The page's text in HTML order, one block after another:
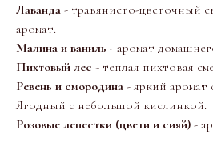
Лаванда - травянисто-цветочный
аромат.
Малина и ваниль - аромат
Пихтовый лес - теплая пихтовая
Ревень и смородина - яркий аромат
Ягодный с небольшой кислинкой.
Розовые лепестки (цвети и сияй) -